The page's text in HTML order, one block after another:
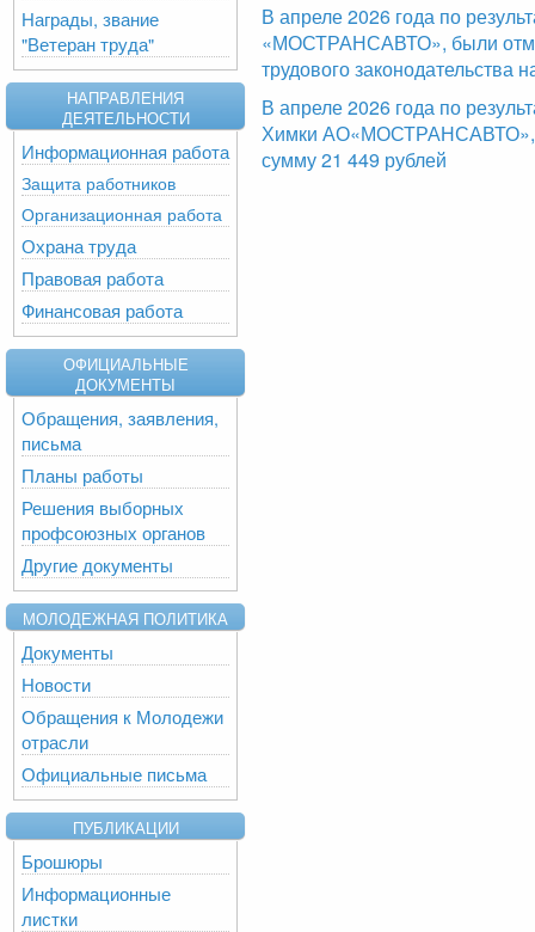
Награды, звание
"Ветеран труда"
НАПРАВЛЕНИЯ
ДЕЯТЕЛЬНОСТИ
Информационная работа
Защита работников
Организационная работа
Охрана труда
Правовая работа
Финансовая работа
ОФИЦИАЛЬНЫЕ
ДОКУМЕНТЫ
Обращения, заявления,
письма
Планы работы
Решения выборных
профсоюзных органов
Другие документы
МОЛОДЕЖНАЯ ПОЛИТИКА
Документы
Новости
Обращения к Молодежи
отрасли
Официальные письма
ПУБЛИКАЦИИ
Брошюры
Информационные
листки
В апреле 2026 года по
«МОСТРАНСАВТО», были
трудового
В апреле 2026 года по
Химки АО«МОСТРАНСАВТО»,
сумму 21 449 рублей